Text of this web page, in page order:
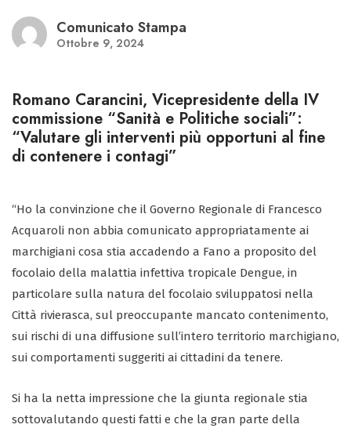
Comunicato Stampa
Ottobre 9, 2024
Romano Carancini, Vicepresidente della IV
commissione “Sanità e Politiche sociali”:
“Valutare gli interventi più opportuni al fine
di contenere i contagi”
“Ho la convinzione che il Governo Regionale di Francesco
Acquaroli non abbia comunicato appropriatamente ai
marchigiani cosa stia accadendo a Fano a proposito del
focolaio della malattia infettiva tropicale Dengue, in
particolare sulla natura del focolaio sviluppatosi nella
Città rivierasca, sul preoccupante mancato contenimento,
sui rischi di una diffusione sull’intero territorio marchigiano,
sui comportamenti suggeriti ai cittadini da tenere.
Si ha la netta impressione che la giunta regionale stia
sottovalutando questi fatti e che la gran parte della